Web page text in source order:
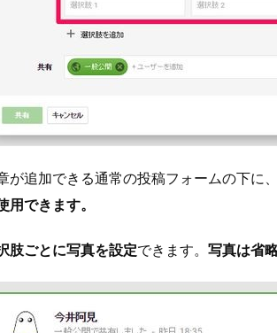
が追加できる通常の投稿フォームの下に、
用できます。
肢ごとに写真を設定できます。 写真は省